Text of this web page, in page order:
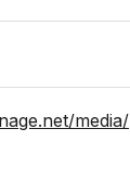
media/